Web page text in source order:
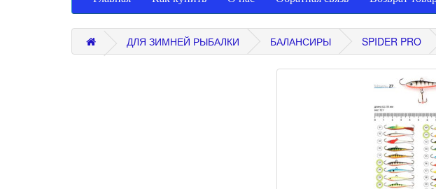
ДЛЯ ЗИМНЕЙ РЫБАЛКИ БАЛАНСИРЫ SPIDER PRO